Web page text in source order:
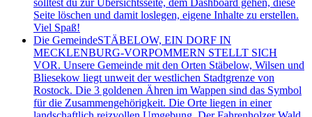
solltest du zur Übersichtsseite, dem Dashboard gehen, diese
Seite löschen und damit loslegen, eigene Inhalte zu erstellen.
Viel Spaß!
Die GemeindeSTÄBELOW, EIN DORF IN
MECKLENBURG-VORPOMMERN STELLT SICH
VOR. Unsere Gemeinde mit den Orten Stäbelow, Wilsen und
Bliesekow liegt unweit der westlichen Stadtgrenze von
Rostock. Die 3 goldenen Ähren im Wappen sind das Symbol
für die Zusammengehörigkeit. Die Orte liegen in einer